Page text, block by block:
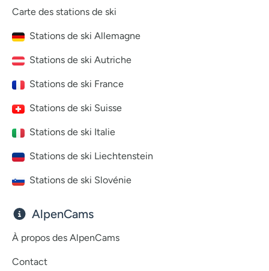
Carte des stations de ski
Stations de ski Allemagne
Stations de ski Autriche
Stations de ski France
Stations de ski Suisse
Stations de ski Italie
Stations de ski Liechtenstein
Stations de ski Slovénie
AlpenCams
À propos des AlpenCams
Contact